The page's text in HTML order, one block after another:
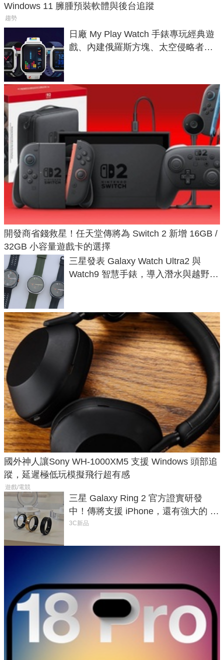
Windows 11 臃腫預裝軟體與後台追蹤
趨勢
日廠 My Play Watch 手錶專玩經典遊
戲、內建俄羅斯方塊、太空侵略者，
開發商省錢救星！任天堂傳將為 Switch 2 新增 16GB /
32GB 小容量遊戲卡的選擇
三星發表 Galaxy Watch Ultra2 與
Watch9 智慧手錶，導入潛水與越野跑
國外神人讓Sony WH-1000XM5 支援 Windows 頭部追
蹤，延遲極低玩模擬飛行超有感
遊戲/電競
三星 Galaxy Ring 2 官方證實研發
中！傳將支援 iPhone，還有強大的 AI
與智慧家電連動功能
3C新品